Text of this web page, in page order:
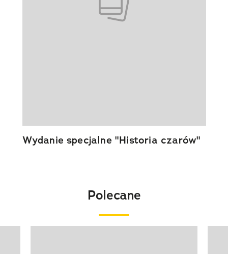
Wydanie specjalne "Historia czarów"
Polecane